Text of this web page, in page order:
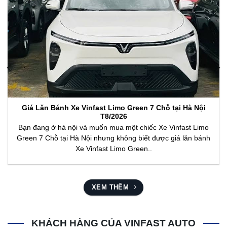
Giá Lăn Bánh Xe Vinfast Limo Green 7 Chỗ tại Hà Nội
T8/2026
Bạn đang ở hà nội và muốn mua một chiếc Xe Vinfast Limo
Green 7 Chỗ tại Hà Nội nhưng không biết được giá lăn bánh
Xe Vinfast Limo Green..
XEM THÊM
KHÁCH HÀNG CỦA VINFAST AUTO